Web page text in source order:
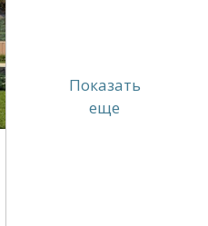
Показать
еще